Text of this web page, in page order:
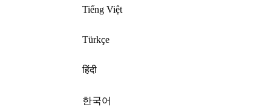
Tiếng Việt
Türkçe
हिंदी
한국어